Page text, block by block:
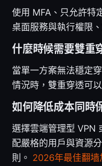
使用 MFA、只允許特
桌面服務與執行權限
什麼時候需要雙重
當單一方案無法穩定
情況時，雙重穿透可
如何降低成本同時
選擇雲端管理型 VPN
配嚴格的用戶與資源
則。 2026年最佳翻墙